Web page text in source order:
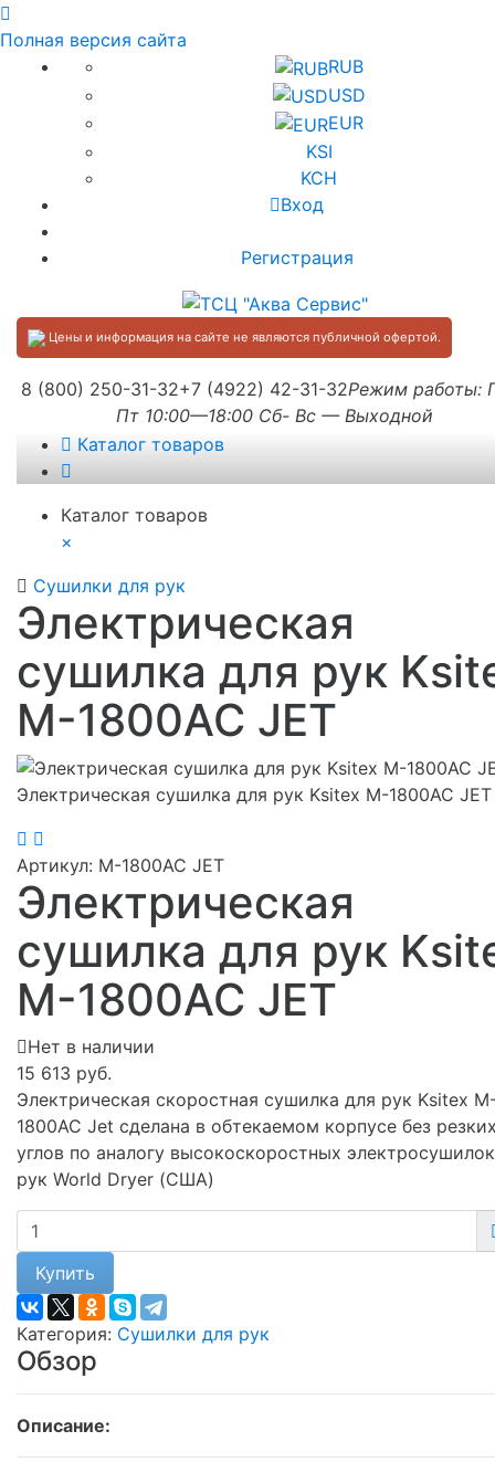
Полная версия сайта
RUB
USD
EUR
KSI
KCH
Вход
Регистрация
Цены и информация на сайте не являются публичной офертой.
8 (800) 250-31-32+7 (4922) 42-31-32Режим работы:
Пт 10:00—18:00 Сб- Вс — Выходной
Каталог товаров
Каталог товаров
×
Сушилки для рук
Электрическая
сушилка для рук
M-1800AC JET
Электрическая сушилка для рук Ksitex M-1800AC JET
Артикул: M-1800AC JET
Электрическая
сушилка для рук
M-1800AC JET
Нет в наличии
15 613 руб.
Электрическая скоростная сушилка для рук Ksitex
1800AC Jet сделана в обтекаемом корпусе без
углов по аналогу высокоскоростных
рук World Dryer (США)
Купить
Категория: Сушилки для рук
Обзор
Описание: